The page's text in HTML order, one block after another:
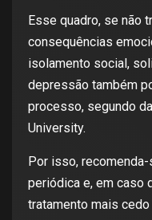
Esse quadro, se não
consequências
isolamento social,
depressão também
processo, segundo
University.
Por isso,
periódica e, em caso
tratamento mais